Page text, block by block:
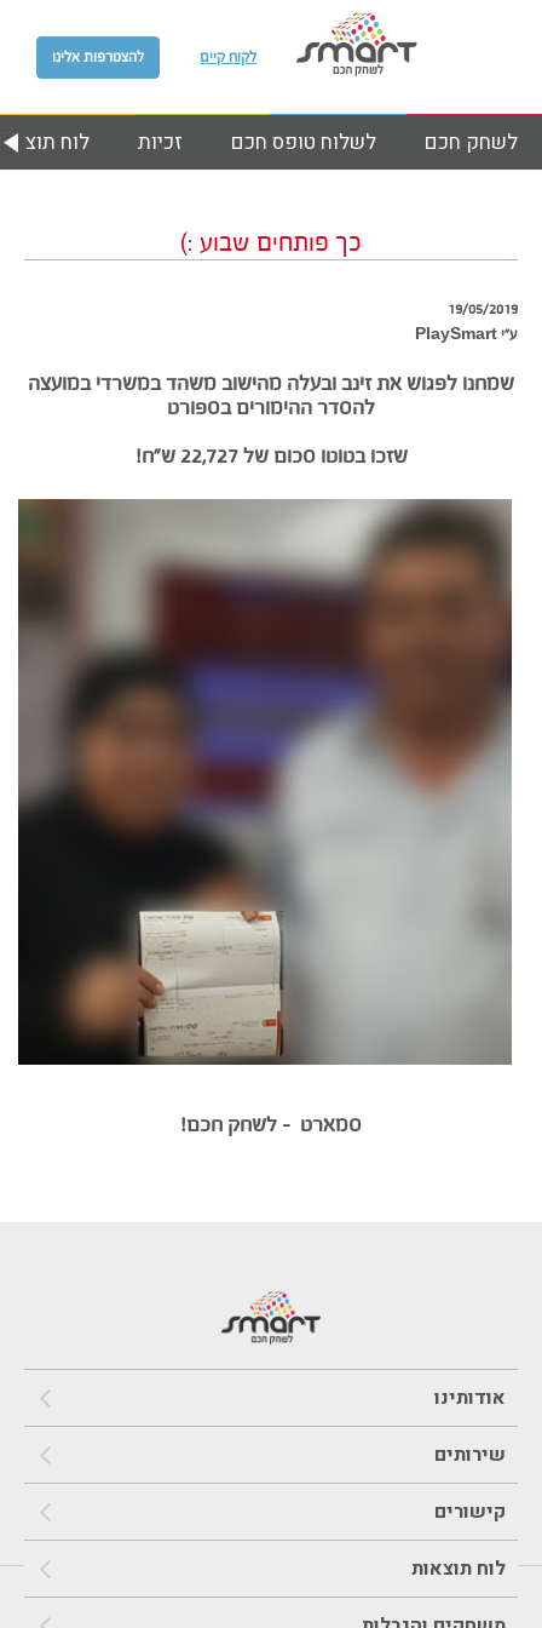
להצטרפות אלינו לקוח קיים
לוח זכיות לשלוח טופס חכם לשחק חכם
כך פותחים שבוע :)
19/05/2019
ע״י PlaySmart
שמחנו לפגוש את זינב ובעלה מהישוב משהד במשרדי במועצה
להסדר ההימורים בספורט
שזכו בטוטו סכום של 22,727 ש”ח!
סמארט – לשחק חכם!
אודותינו
שירותים
קישורים
לוח תוצאות